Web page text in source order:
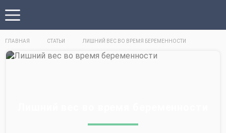
ГЛАВНАЯ СТАТЬИ ЛИШНИЙ ВЕС ВО ВРЕМЯ БЕРЕМЕННОСТИ